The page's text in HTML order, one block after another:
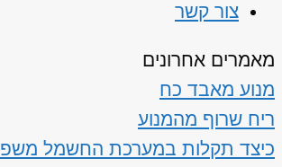
צור קשר
מאמרים אחרונים
מנוע מאבד כח
ריח שרוף מהמנוע
כיצד תקלות במערכת החשמל